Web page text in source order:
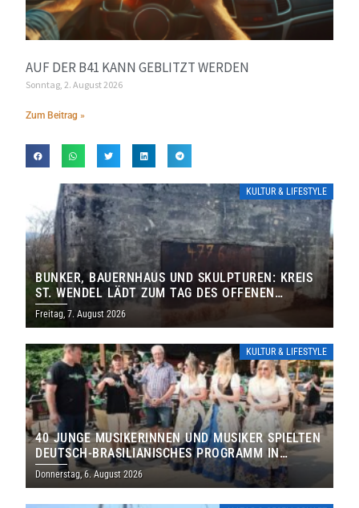
AUF DER B41 KANN GEBLITZT WERDEN
Sonntag, 2. August 2026
Zum Beitrag »
KULTUR & LIFESTYLE
BUNKER, BAUERNHAUS UND SKULPTUREN: KREIS
ST. WENDEL LÄDT ZUM TAG DES OFFENEN
DENKMALS EIN
Freitag, 7. August 2026
KULTUR & LIFESTYLE
40 JUNGE MUSIKERINNEN UND MUSIKER SPIELTEN
DEUTSCH-BRASILIANISCHES PROGRAMM IN
THOLEY
Donnerstag, 6. August 2026